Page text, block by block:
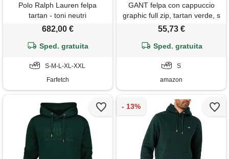
Polo Ralph Lauren felpa
tartan - toni neutri
682,00 €
Sped. gratuita
S-M-L-XL-XXL
Farfetch
GANT felpa con cappuccio
graphic full zip, tartan verde, s
55,73 €
Sped. gratuita
S
amazon